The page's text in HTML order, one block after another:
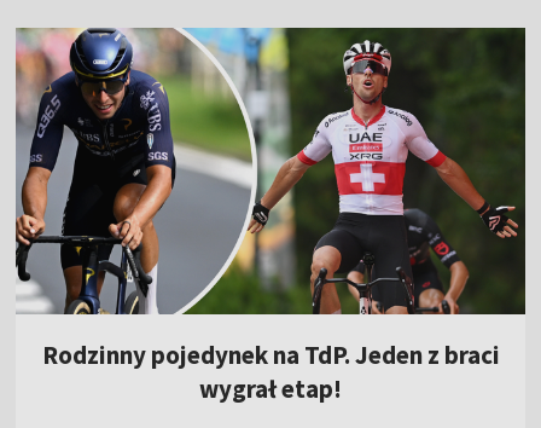
Rodzinny pojedynek na TdP. Jeden z braci
wygrał etap!